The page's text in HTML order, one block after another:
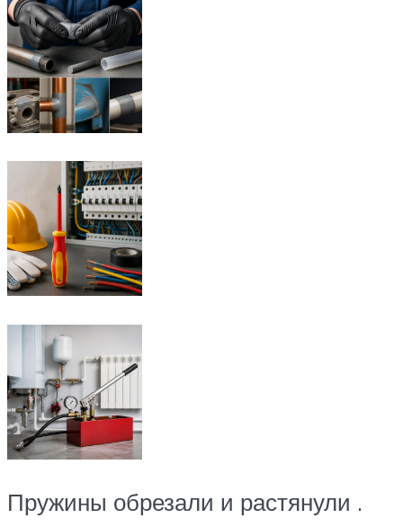
Пружины обрезали и растянули .